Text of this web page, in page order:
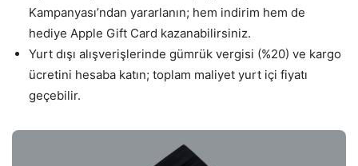
Kampanyası’ndan yararlanın; hem indirim hem de
hediye Apple Gift Card kazanabilirsiniz.
Yurt dışı alışverişlerinde gümrük vergisi (%20) ve kargo
ücretini hesaba katın; toplam maliyet yurt içi fiyatı
geçebilir.